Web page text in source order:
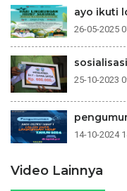
ayo ikuti
26-05-2025
25-10-2023
14-10-2024
Video Lainnya